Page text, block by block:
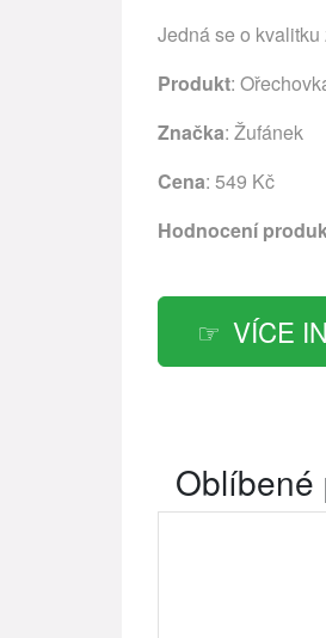
Jedná se o
Produkt:
Značka: Žufánek
Cena: 549 Kč
Hodnocení
VÍCE
Oblíbené